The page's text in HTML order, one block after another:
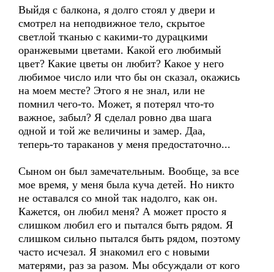
Выйдя с балкона, я долго стоял у двери и
смотрел на неподвижное тело, скрытое
светлой тканью с какими-то дурацкими
оранжевыми цветами. Какой его любимый
цвет? Какие цветы он любит? Какое у него
любимое число или что бы он сказал, окажись
на моем месте? Этого я не знал, или не
помнил чего-то. Может, я потерял что-то
важное, забыл? Я сделал ровно два шага
одной и той же величины и замер. Даа,
теперь-то тараканов у меня предостаточно...
Сыном он был замечательным. Вообще, за все
мое время, у меня была куча детей. Но никто
не оставался со мной так надолго, как он.
Кажется, он любил меня? А может просто я
слишком любил его и пытался быть рядом. Я
слишком сильно пытался быть рядом, поэтому
часто исчезал. Я знакомил его с новыми
матерями, раз за разом. Мы обсуждали от кого